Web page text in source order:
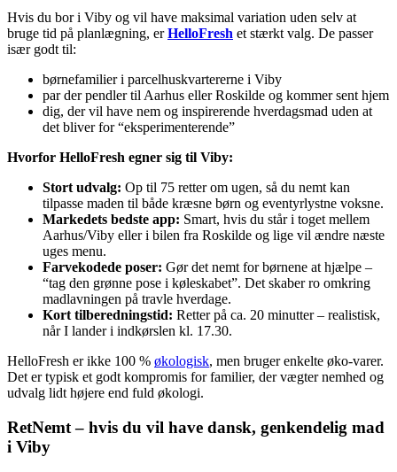
Hvis du bor i Viby og vil have maksimal variation uden selv at
bruge tid på planlægning, erHelloFresh et stærkt valg. De passer
især godt til:
børnefamilier i parcelhuskvartererne i Viby
par der pendler til Aarhus eller Roskilde og kommer sent hjem
dig, der vil have nem og inspirerende hverdagsmad uden at
det bliver for “eksperimenterende”
Hvorfor HelloFresh egner sig til Viby:
Stort udvalg: Op til 75 retter om ugen, så du nemt kan
tilpasse maden til både kræsne børn og eventyrlystne voksne.
Markedets bedste app: Smart, hvis du står i toget mellem
Aarhus/Viby eller i bilen fra Roskilde og lige vil ændre næste
uges menu.
Farvekodede poser: Gør det nemt for børnene at hjælpe –
“tag den grønne pose i køleskabet”. Det skaber ro omkring
madlavningen på travle hverdage.
Kort tilberedningstid: Retter på ca. 20 minutter – realistisk,
når I lander i indkørslen kl. 17.30.
HelloFresh er ikke 100 % økologisk, men bruger enkelte øko-varer.
Det er typisk et godt kompromis for familier, der vægter nemhed og
udvalg lidt højere end fuld økologi.
RetNemt – hvis du vil have dansk, genkendelig mad
i Viby